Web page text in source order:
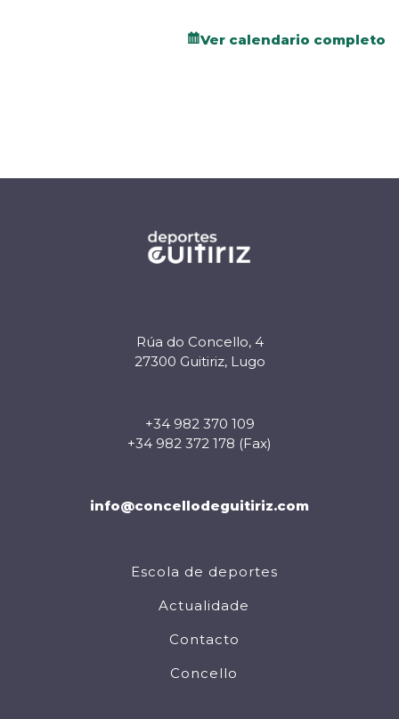
Ver calendario completo
Rúa do Concello, 4
27300 Guitiriz, Lugo
+34 982 370 109
+34 982 372 178 (Fax)
info@concellodeguitiriz.com
Escola de deportes
Actualidade
Contacto
Concello